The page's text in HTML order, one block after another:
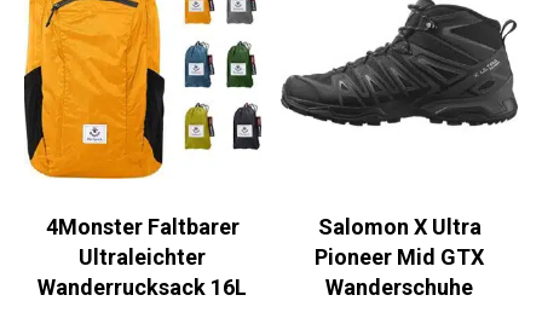
4Monster Faltbarer
Salomon X Ultra